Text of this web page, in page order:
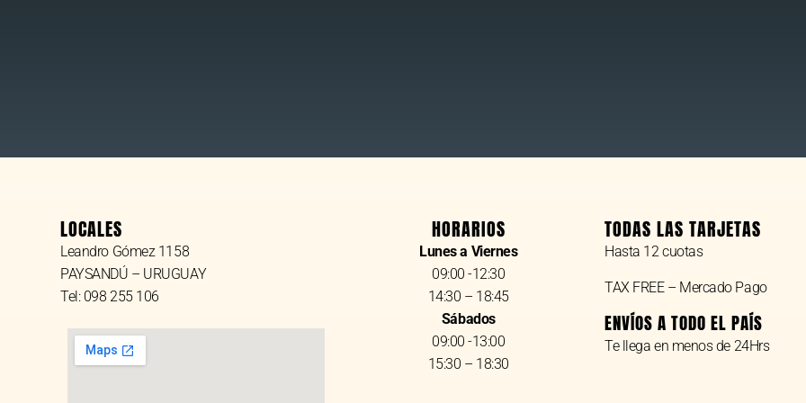
LOCALES
Leandro Gómez 1158
PAYSANDÚ – URUGUAY
Tel: 098 255 106
HORARIOS
Lunes a Viernes
09:00 -12:30
14:30 – 18:45
Sábados
09:00 -13:00
15:30 – 18:30
TODAS LAS TARJETAS
Hasta 12 cuotas
TAX FREE – Mercado Pago
ENVÍOS A TODO EL PAÍS
Te llega en menos de 24Hrs